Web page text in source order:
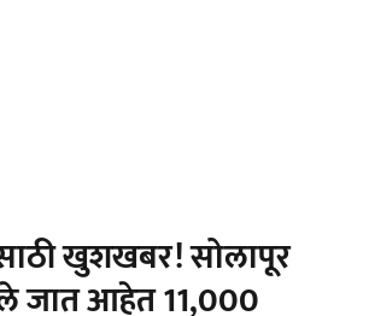
खुशखबर! सोलापूर
जात आहेत 11,000